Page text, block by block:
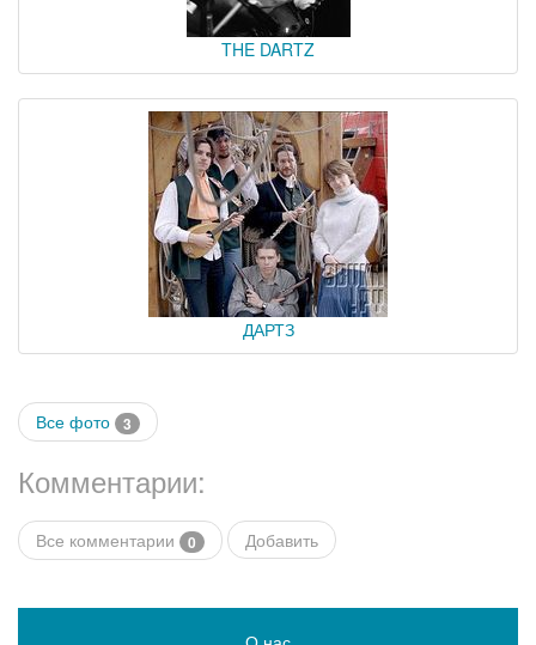
THE DARTZ
ДАРТЗ
Все фото 3
Комментарии:
Все комментарии 0 Добавить